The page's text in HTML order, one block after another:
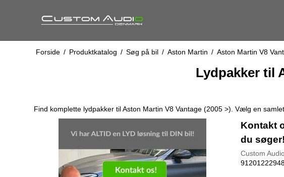
Forside / Produktkatalog / Søg på bil / Aston Martin / Aston Martin V8
Lydpakker til
Find komplette lydpakker til Aston Martin V8 Vantage (2005 >). Vælg en
Kontakt
du søger!
Custom